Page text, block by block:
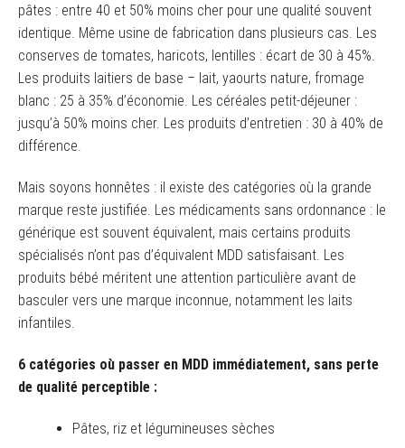
pâtes : entre 40 et 50% moins cher pour une qualité souvent
identique. Même usine de fabrication dans plusieurs cas. Les
conserves de tomates, haricots, lentilles : écart de 30 à 45%.
Les produits laitiers de base – lait, yaourts nature, fromage
blanc : 25 à 35% d’économie. Les céréales petit-déjeuner :
jusqu’à 50% moins cher. Les produits d’entretien : 30 à 40% de
différence.
Mais soyons honnêtes : il existe des catégories où la grande
marque reste justifiée. Les médicaments sans ordonnance : le
générique est souvent équivalent, mais certains produits
spécialisés n’ont pas d’équivalent MDD satisfaisant. Les
produits bébé méritent une attention particulière avant de
basculer vers une marque inconnue, notamment les laits
infantiles.
6 catégories où passer en MDD immédiatement, sans perte
de qualité perceptible :
Pâtes, riz et légumineuses sèches